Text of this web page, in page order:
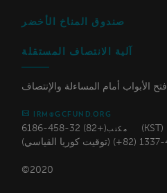
صندوق المناخ الأخضر
آلية الانتصاف المستقلة
فتح الأبواب أمام المساءلة والإنتصاف
IRM@GCFUND.ORG
مكتب
(+82) 32-458-6186 (KST)
©2020